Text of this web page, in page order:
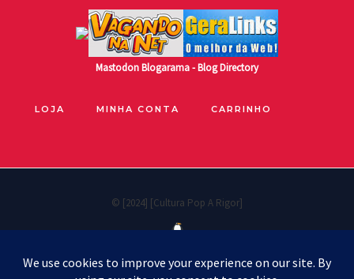
MastodonBlogarama - Blog Directory
LOJA MINHA CONTA CARRINHO
© [2024] [Cultura Pop A Rigor]
Cookie Policy